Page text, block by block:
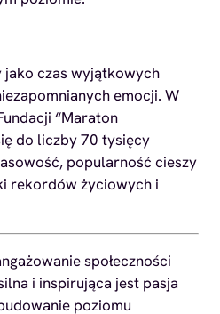
jako czas wyjątkowych
emocji. W
“Maraton
do liczby 70 tysięcy
popularność cieszy
rekordów życiowych i
społeczności
i inspirująca jest pasja
poziomu